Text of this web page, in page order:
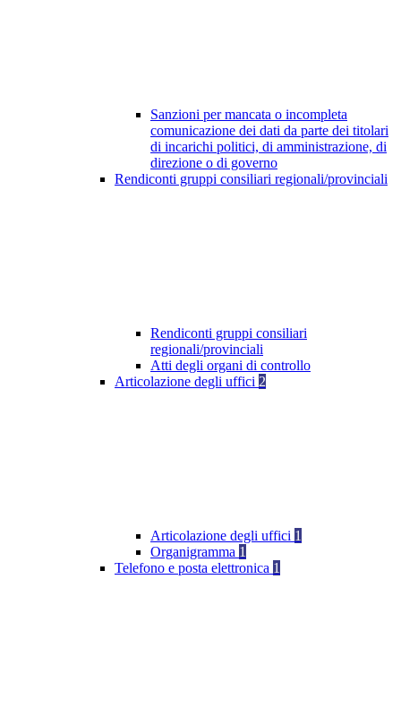
Sanzioni per mancata o incompleta
comunicazione dei dati da parte dei titolari
di incarichi politici, di amministrazione, di
direzione o di governo
Rendiconti gruppi consiliari regionali/provinciali
Rendiconti gruppi consiliari
regionali/provinciali
Atti degli organi di controllo
Articolazione degli uffici 2
Articolazione degli uffici 1
Organigramma 1
Telefono e posta elettronica 1